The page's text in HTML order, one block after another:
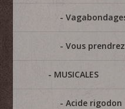
Vous
MUSICALES
Acide rigodon